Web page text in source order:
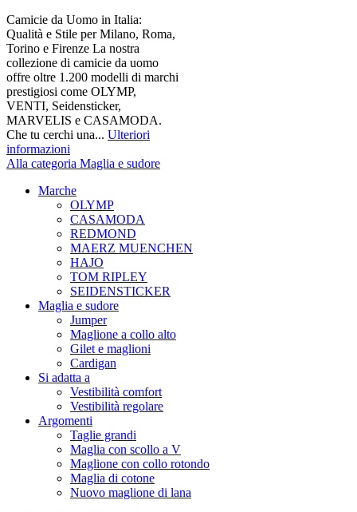
Camicie da Uomo in Italia:
Qualità e Stile per Milano, Roma,
Torino e Firenze La nostra
collezione di camicie da uomo
offre oltre 1.200 modelli di marchi
prestigiosi come OLYMP,
VENTI, Seidensticker,
MARVELIS e CASAMODA.
Che tu cerchi una... Ulteriori
informazioni
Alla categoria Maglia e sudore
Marche
OLYMP
CASAMODA
REDMOND
MAERZ MUENCHEN
HAJO
TOM RIPLEY
SEIDENSTICKER
Maglia e sudore
Jumper
Maglione a collo alto
Gilet e maglioni
Cardigan
Si adatta a
Vestibilità comfort
Vestibilità regolare
Argomenti
Taglie grandi
Maglia con scollo a V
Maglione con collo rotondo
Maglia di cotone
Nuovo maglione di lana